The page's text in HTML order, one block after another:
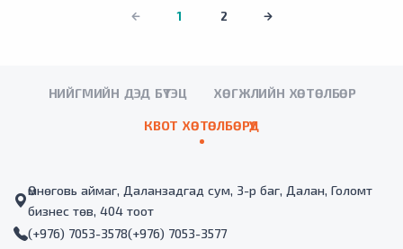
1 2
НИЙГМИЙН ДЭД БҮТЭЦ ХӨГЖЛИЙН ХӨТӨЛБӨР
КВОТ ХӨТӨЛБӨРҮҮД
Өмнөговь аймаг, Даланзадгад сум, 3-р баг, Далан, Голомт
бизнес төв, 404 тоот
(+976) 7053-3578(+976) 7053-3577